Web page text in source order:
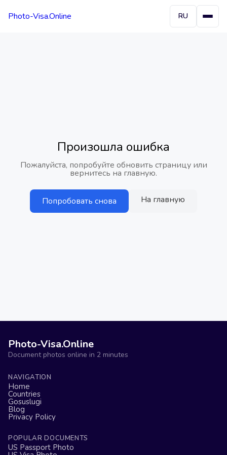
Photo-Visa.Online RU
Произошла ошибка
Пожалуйста, попробуйте обновить страницу или
вернитесь на главную.
Попробовать снова На главную
Photo-Visa.Online
Document photos online in 2 minutes
NAVIGATION
Home
Countries
Gosuslugi
Blog
Privacy Policy
POPULAR DOCUMENTS
US Passport Photo